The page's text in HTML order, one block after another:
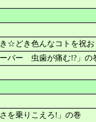
☆どき色んなコトを祝
ーバー 虫歯が痛む!?」の
さを乗りこえろ!」の巻